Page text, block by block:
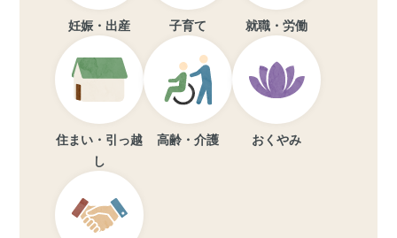
妊娠・出産 子育て 就職・労働
住まい・引っ越
し
高齢・介護 おくやみ